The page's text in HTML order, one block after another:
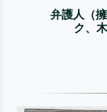
弁護人（
ク、